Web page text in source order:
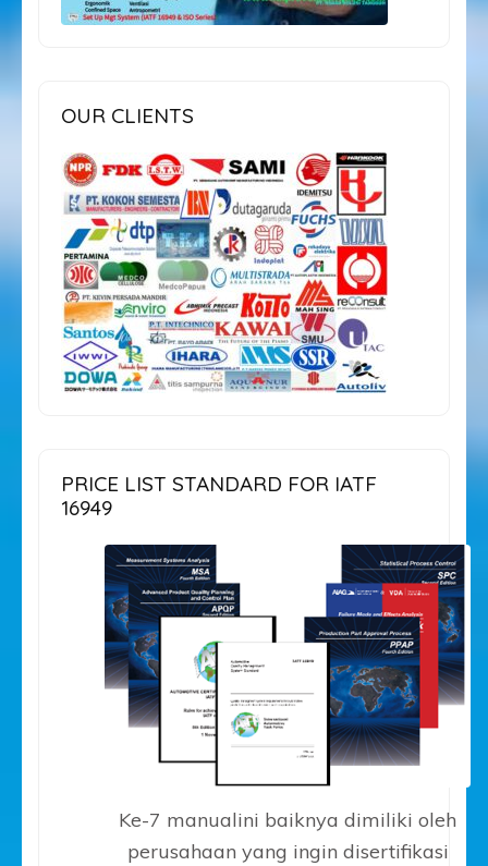
OUR CLIENTS
PRICE LIST STANDARD FOR IATF
16949
Ke-7 manualini baiknya dimiliki oleh
perusahaan yang ingin disertifikasi